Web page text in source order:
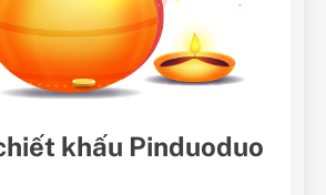
khấu Pinduoduo